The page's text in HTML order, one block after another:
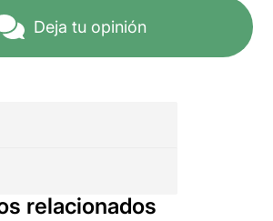
Deja tu opinión
relacionados